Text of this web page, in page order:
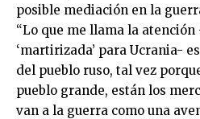
posible mediación en la
“Lo que me llama la
‘martirizada’ para Ucrania-
del pueblo ruso, tal vez
pueblo grande, están los
van a la guerra como una